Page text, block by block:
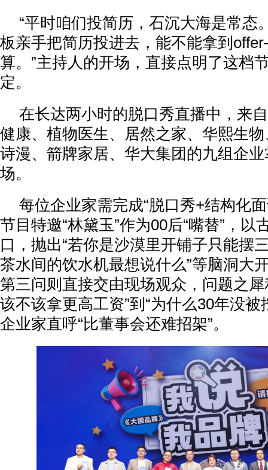
“平时咱们投简历，石沉大海是常态
板亲手把简历投进去，能不能拿到
算。”主持人的开场，直接点明了这档
定。
在长达两小时的脱口秀直播中，来
健康、植物医生、居然之家、华熙生
诗漫、箭牌家居、华大集团的九组企
场。
每位企业家需完成“脱口秀+结构化
节目特邀“林黛玉”作为00后“嘴替”，以
口，抛出“若你是沙漠里开铺子只能摆
茶水间的饮水机最想说什么”等脑洞大
第三问则直接交由现场观众，问题之
该不该拿更高工资”到“为什么30年没
企业家直呼“比董事会还难招架”。